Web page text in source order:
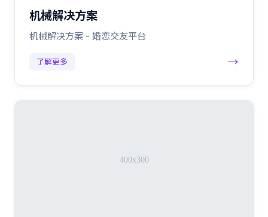
机械解决方案
机械解决方案 - 婚恋交友平台
了解更多 →